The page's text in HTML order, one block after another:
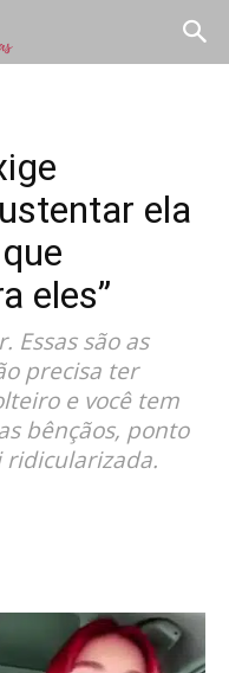
ela
eles”
Essas são as
precisa ter
e você tem
bênçãos, ponto
ridicularizada.